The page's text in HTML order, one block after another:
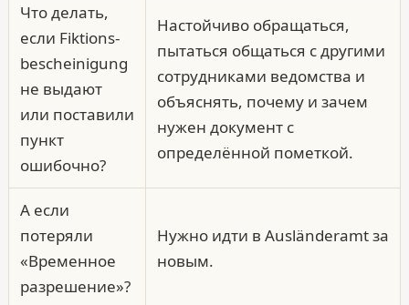
Что делать,
если Fiktions­
bescheinigung
не выдают
или поставили
пункт
ошибочно?
Настойчиво обращаться,
пытаться общаться с другими
сотрудниками ведомства и
объяснять, почему и зачем
нужен документ с
определённой пометкой.
А если
потеряли
«Временное
разрешение»?
Нужно идти в Ausländeramt за
новым.